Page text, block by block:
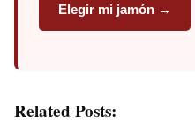
Elegir mi jamón →
Related Posts: